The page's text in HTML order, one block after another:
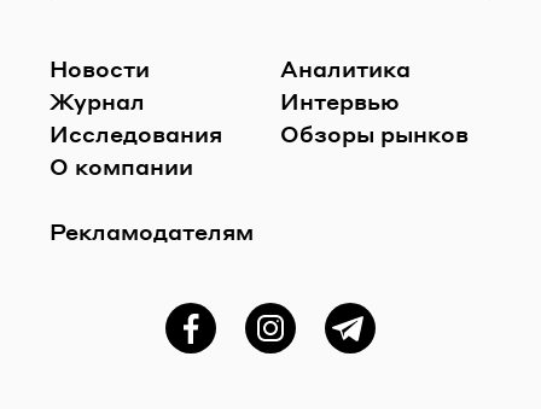
Новости
Журнал
Исследования
О компании
Рекламодателям
Аналитика
Интервью
Обзоры рынков
ФейсбукInstagramTelegram